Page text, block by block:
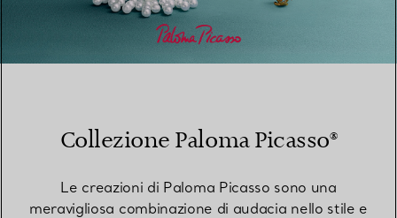
Collezione Paloma Picasso®
Le creazioni di Paloma Picasso sono una
meravigliosa combinazione di audacia nello stile e